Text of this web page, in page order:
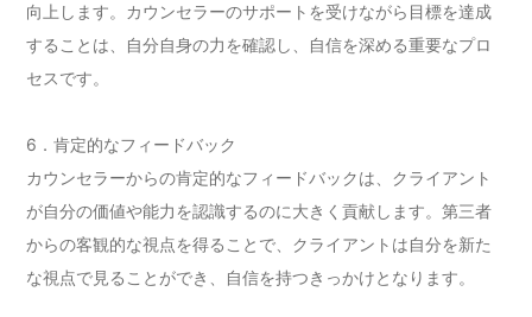
向上します。カウンセラーのサポートを受けながら目標を達成
することは、自分自身の力を確認し、自信を深める重要なプロ
セスです。
6．肯定的なフィードバック
カウンセラーからの肯定的なフィードバックは、クライアント
が自分の価値や能力を認識するのに大きく貢献します。第三者
からの客観的な視点を得ることで、クライアントは自分を新た
な視点で見ることができ、自信を持つきっかけとなります。